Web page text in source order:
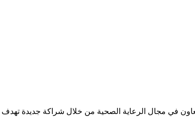
في مجال الرعاية الصحية من خلال شراكة جديدة